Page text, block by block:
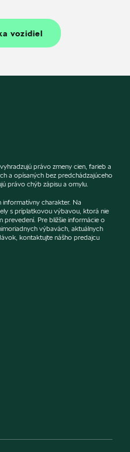
vozidiel
právo zmeny cien, farieb a
a opísaných bez predchádzajúceho
právo chýb zápisu a omylu.
informatívny charakter. Na
s príplatkovou výbavou, ktorá nie
Pre bližšie informácie o
výbavách, aktuálnych
kontaktujte nášho predajcu